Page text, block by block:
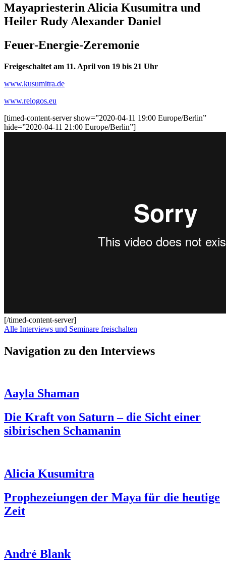
Mayapriesterin Alicia Kusumitra und
Heiler Rudy Alexander Daniel
Feuer-Energie-Zeremonie
Freigeschaltet am 11. April von 19 bis 21 Uhr
www.kusumitra.de
www.relogos.eu
[timed-content-server show=”2020-04-11 19:00 Europe/Berlin”
hide=”2020-04-11 21:00 Europe/Berlin”]
[/timed-content-server]
Alle Interviews und Seminare freischalten
Navigation zu den Interviews
Aayla Shaman
Die Kraft von Saturn – die Sicht einer
sibirischen Schamanin
Alicia Kusumitra
Prophezeiungen der Maya für die heutige
Zeit
André Blank